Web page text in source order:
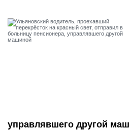
управлявшего другой